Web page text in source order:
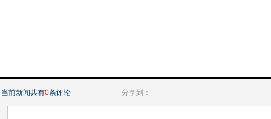
当前新闻共有0条评论 分享到：